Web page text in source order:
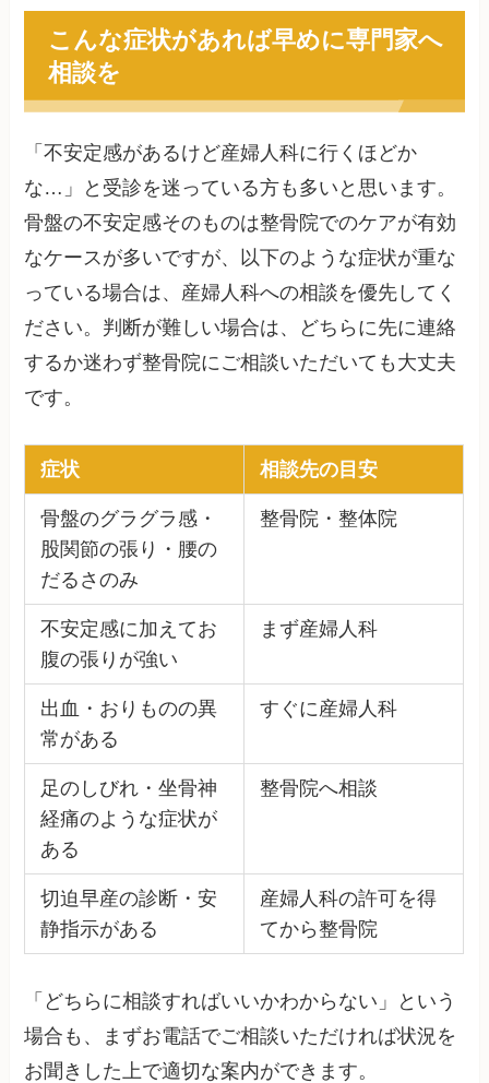
こんな症状があれば早めに専門家へ
相談を
「不安定感があるけど産婦人科に行くほどか
な…」と受診を迷っている方も多いと思います。
骨盤の不安定感そのものは整骨院でのケアが有効
なケースが多いですが、以下のような症状が重な
っている場合は、産婦人科への相談を優先してく
ださい。判断が難しい場合は、どちらに先に連絡
するか迷わず整骨院にご相談いただいても大丈夫
です。
症状 相談先の目安
骨盤のグラグラ感・
股関節の張り・腰の
だるさのみ
整骨院・整体院
不安定感に加えてお
腹の張りが強い
まず産婦人科
出血・おりものの異
常がある
すぐに産婦人科
足のしびれ・坐骨神
経痛のような症状が
ある
整骨院へ相談
切迫早産の診断・安
静指示がある
産婦人科の許可を得
てから整骨院
「どちらに相談すればいいかわからない」という
場合も、まずお電話でご相談いただければ状況を
お聞きした上で適切な案内ができます。